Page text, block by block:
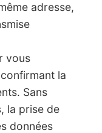
adresse,
vous
la
Sans
la prise de
données